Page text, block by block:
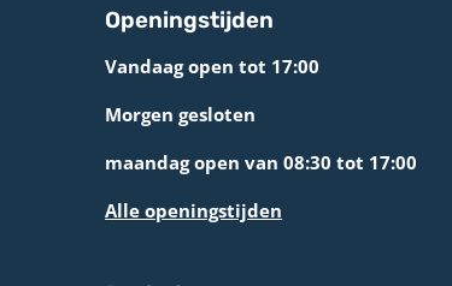
Openingstijden
Vandaag open tot 17:00
Morgen gesloten
maandag open van 08:30 tot 17:00
Alle openingstijden